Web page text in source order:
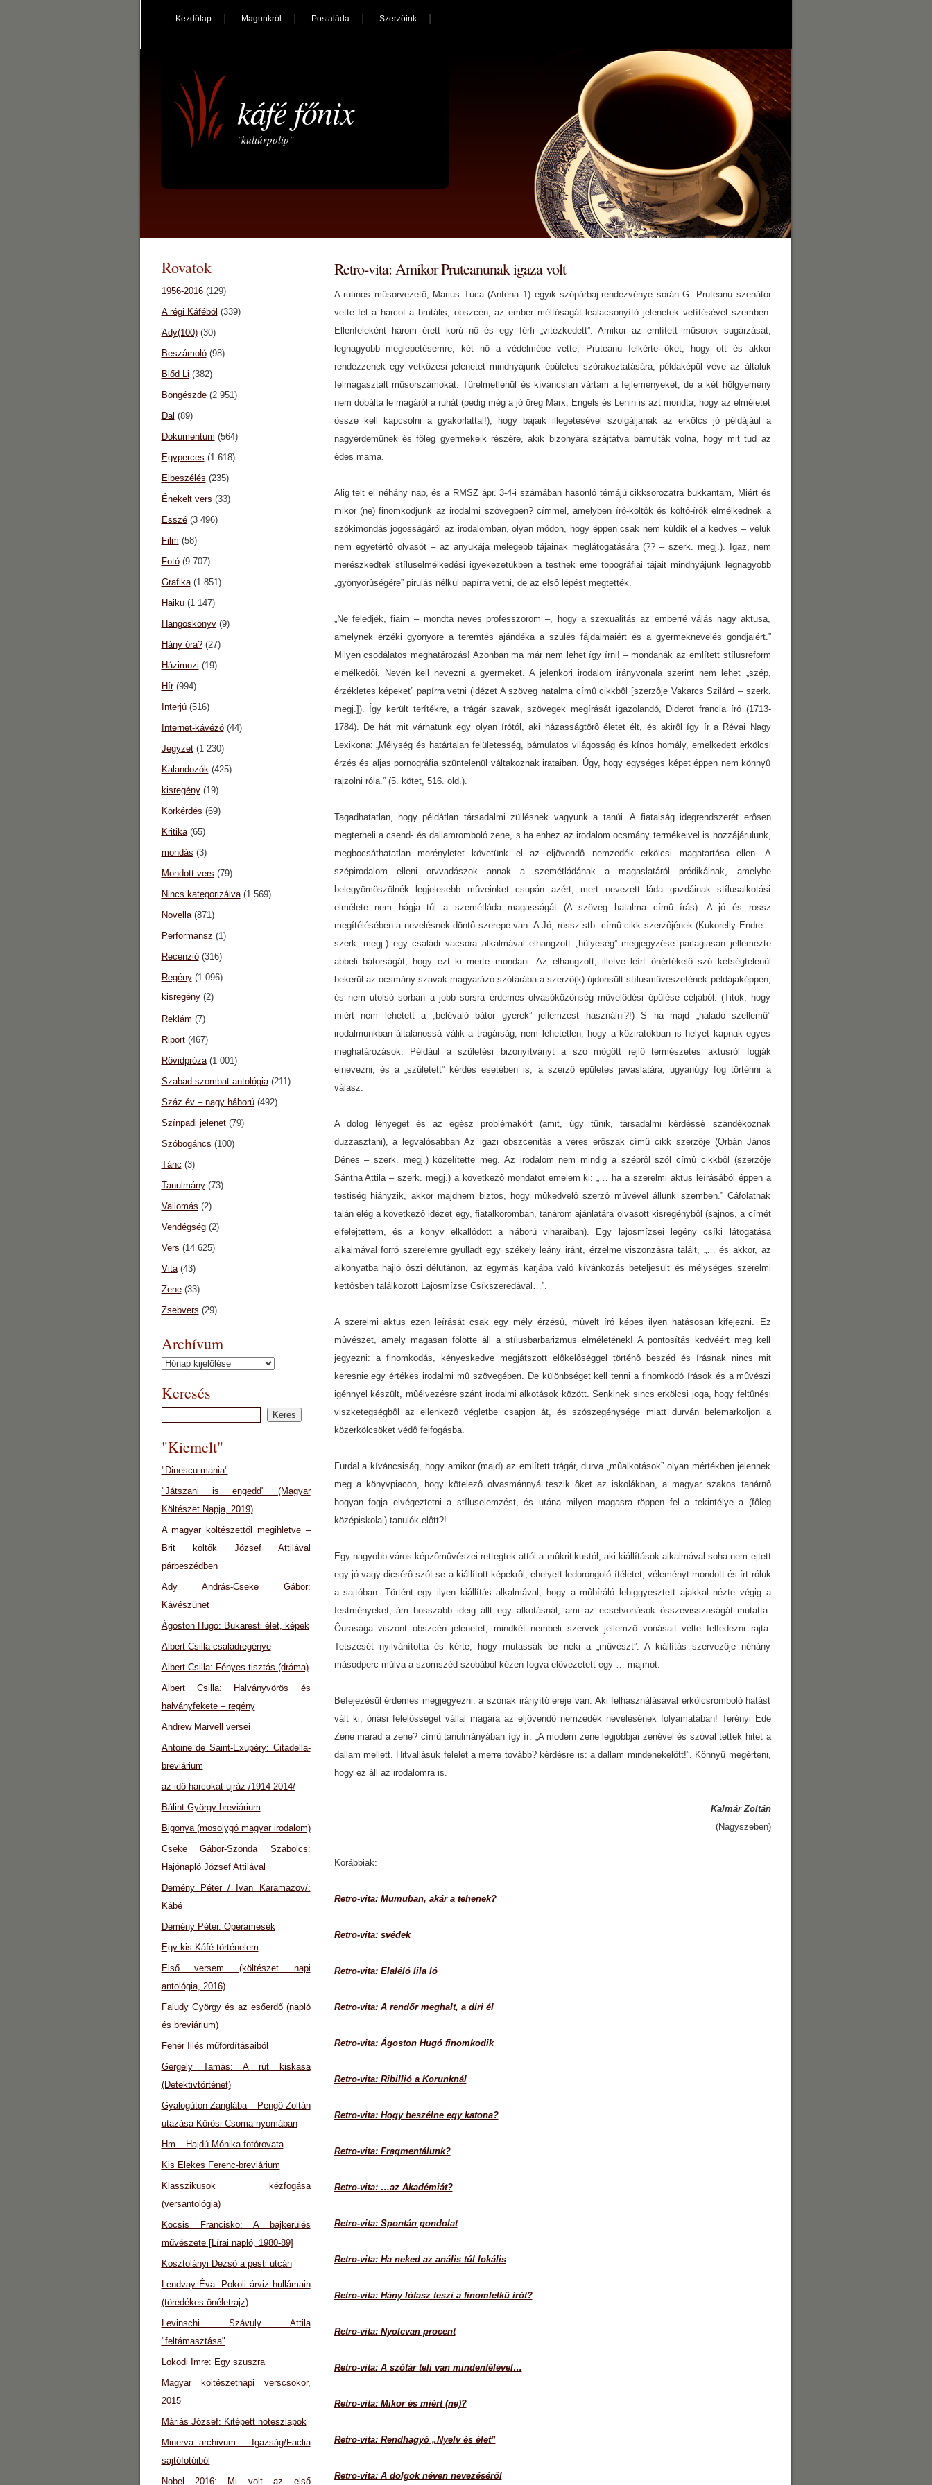
Kezdőlap Magunkról Postaláda Szerzőink
káfé főnix
"kultúrpolip"
Retro-vita: Amikor Pruteanunak igaza volt
A rutinos mûsorvezetô, Marius Tuca (Antena 1) egyik szópárbaj-rendezvénye során G. Pruteanu szenátor
vette fel a harcot a brutális, obszcén, az ember méltóságát lealacsonyító jelenetek vetítésével szemben.
Ellenfeleként három érett korú nô és egy férfi „vitézkedett”. Amikor az említett mûsorok sugárzását,
legnagyobb meglepetésemre, két nô a védelmébe vette, Pruteanu felkérte ôket, hogy ott és akkor
rendezzenek egy vetkôzési jelenetet mindnyájunk épületes szórakoztatására, példaképül véve az általuk
felmagasztalt mûsorszámokat. Türelmetlenül és kíváncsian vártam a fejleményeket,de a két hölgyemény
nem dobálta le magáról a ruhát (pedig még a jó öreg Marx, Engels és Lenin is azt mondta, hogy az elméletet
össze kell kapcsolni a gyakorlattal!), hogy bájaik illegetésével szolgáljanak az erkölcs jó példájául a
nagyérdemûnek és fôleg gyermekeik részére, akik bizonyára szájtátva bámulták volna, hogy mit tud az
édes mama.
Alig telt el néhány nap, és a RMSZ ápr. 3-4-i számában hasonló témájú cikksorozatra bukkantam, Miért és
mikor (ne) finomkodjunk az irodalmi szövegben? címmel, amelyben író-költôk és költô-írók elmélkednek a
szókimondás jogosságáról az irodalomban, olyan módon, hogy éppen csak nem küldik el a kedves – velük
nem egyetértô olvasót – az anyukája melegebb tájainak meglátogatására (?? – szerk. megj.). Igaz, nem
merészkedtek stíluselmélkedési igyekezetükben a testnek eme topográfiai tájait mindnyájunk legnagyobb
„gyönyörûségére” pirulás nélkül papírra vetni, de az elsô lépést megtették.
„Ne feledjék, fiaim – mondta neves professzorom –, hogy a szexualitás az emberré válás nagy aktusa,
amelynek érzéki gyönyöre a teremtés ajándéka a szülés fájdalmaiért és a gyermeknevelés gondjaiért.”
Milyen csodálatos meghatározás! Azonban ma már nem lehet így írni! – mondanák az említett stílusreform
elmélkedôi. Nevén kell nevezni a gyermeket. A jelenkori irodalom irányvonala szerint nem lehet „szép,
érzékletes képeket” papírra vetni (idézet A szöveg hatalma címû cikkbôl [szerzôje Vakarcs Szilárd – szerk.
megj.]). Így került terítékre, a trágár szavak, szövegek megírását igazolandó, Diderot francia író (1713-
1784). De hát mit várhatunk egy olyan írótól, aki házasságtörô életet élt, és akirôl így ír a Révai Nagy
Lexikona: „Mélység és határtalan felületesség, bámulatos világosság és kínos homály, emelkedett erkölcsi
érzés és aljas pornográfia szüntelenül váltakoznak irataiban. Úgy, hogy egységes képet éppen nem könnyû
rajzolni róla.” (5. kötet, 516. old.).
Tagadhatatlan, hogy példátlan társadalmi züllésnek vagyunk a tanúi. A fiatalság idegrendszerét erôsen
megterheli a csend- és dallamromboló zene, s ha ehhez az irodalom ocsmány termékeivel is hozzájárulunk,
megbocsáthatatlan merényletet követünk el az eljövendô nemzedék erkölcsi magatartása ellen. A
szépirodalom elleni orvvadászok annak a szemétládának a magaslatáról prédikálnak, amelybe
belegyömöszölnék legjelesebb mûveinket csupán azért, mert nevezett láda gazdáinak stílusalkotási
elmélete nem hágja túl a szemétláda magasságát (A szöveg hatalma címû írás). A jó és rossz
megítélésében a nevelésnek döntô szerepe van. A Jó, rossz stb. címû cikk szerzôjének (Kukorelly Endre –
szerk. megj.) egy családi vacsora alkalmával elhangzott „hülyeség” megjegyzése parlagiasan jellemezte
abbeli bátorságát, hogy ezt ki merte mondani. Az elhangzott, illetve leírt önértékelô szó kétségtelenül
bekerül az ocsmány szavak magyarázó szótárába a szerzô(k) újdonsült stílusmûvészetének példájaképpen,
és nem utolsó sorban a jobb sorsra érdemes olvasóközönség mûvelôdési épülése céljából. (Titok, hogy
miért nem lehetett a „belévaló bátor gyerek” jellemzést használni?!) S ha majd „haladó szellemû”
irodalmunkban általánossá válik a trágárság, nem lehetetlen, hogy a köziratokban is helyet kapnak egyes
meghatározások. Például a születési bizonyítványt a szó mögött rejlô természetes aktusról fogják
elnevezni, és a „született” kérdés esetében is, a szerzô épületes javaslatára, ugyanúgy fog történni a
válasz.
A dolog lényegét és az egész problémakört (amit, úgy tûnik, társadalmi kérdéssé szándékoznak
duzzasztani), a legvalósabban Az igazi obszcenitás a véres erôszak címû cikk szerzôje (Orbán János
Dénes – szerk. megj.) közelítette meg. Az irodalom nem mindig a széprôl szól címû cikkbôl (szerzôje
Sántha Attila – szerk. megj.) a következô mondatot emelem ki: „… ha a szerelmi aktus leírásából éppen a
testiség hiányzik, akkor majdnem biztos, hogy mûkedvelô szerzô mûvével állunk szemben.” Cáfolatnak
talán elég a következô idézet egy, fiatalkoromban, tanárom ajánlatára olvasott kisregénybôl (sajnos, a címét
elfelejtettem, és a könyv elkallódott a háború viharaiban). Egy lajosmízsei legény csíki látogatása
alkalmával forró szerelemre gyulladt egy székely leány iránt, érzelme viszonzásra talált, „… és akkor, az
alkonyatba hajló ôszi délutánon, az egymás karjába való kívánkozás beteljesült és mélységes szerelmi
kettôsben találkozott Lajosmízse Csíkszeredával…”.
A szerelmi aktus ezen leírását csak egy mély érzésû, mûvelt író képes ilyen hatásosan kifejezni. Ez
mûvészet, amely magasan fölötte áll a stílusbarbarizmus elméletének! A pontosítás kedvéért meg kell
jegyezni: a finomkodás, kényeskedve megjátszott elôkelôséggel történô beszéd és írásnak nincs mit
keresnie egy értékes irodalmi mû szövegében. De különbséget kell tenni a finomkodó írások és a mûvészi
igénnyel készült, mûélvezésre szánt irodalmi alkotások között. Senkinek sincs erkölcsi joga, hogy feltûnési
viszketegségbôl az ellenkezô végletbe csapjon át, és szószegénysége miatt durván belemarkoljon a
közerkölcsöket védô felfogásba.
Furdal a kíváncsiság, hogy amikor (majd) az említett trágár, durva „mûalkotások” olyan mértékben jelennek
meg a könyvpiacon, hogy kötelezô olvasmánnyá teszik ôket az iskolákban, a magyar szakos tanárnô
hogyan fogja elvégeztetni a stíluselemzést, és utána milyen magasra röppen fel a tekintélye a (fôleg
középiskolai) tanulók elôtt?!
Egy nagyobb város képzômûvészei rettegtek attól a mûkritikustól, aki kiállítások alkalmával soha nem ejtett
egy jó vagy dicsérô szót se a kiállított képekrôl, ehelyett ledorongoló ítéletet, véleményt mondott és írt róluk
a sajtóban. Történt egy ilyen kiállítás alkalmával, hogy a mûbíráló lebiggyesztett ajakkal nézte végig a
festményeket, ám hosszabb ideig állt egy alkotásnál, ami az ecsetvonások összevisszaságát mutatta.
Ôurasága viszont obszcén jelenetet, mindkét nembeli szervek jellemzô vonásait vélte felfedezni rajta.
Tetszését nyilvánította és kérte, hogy mutassák be neki a „mûvészt”. A kiállítás szervezôje néhány
másodperc múlva a szomszéd szobából kézen fogva elôvezetett egy … majmot.
Befejezésül érdemes megjegyezni: a szónak irányító ereje van. Aki felhasználásával erkölcsromboló hatást
vált ki, óriási felelôsséget vállal magára az eljövendô nemzedék nevelésének folyamatában! Terényi Ede
Zene marad a zene? címû tanulmányában így ír: „A modern zene legjobbjai zenével és szóval tettek hitet a
dallam mellett. Hitvallásuk felelet a merre tovább? kérdésre is: a dallam mindenekelôtt!”. Könnyû megérteni,
hogy ez áll az irodalomra is.
Kalmár Zoltán
(Nagyszeben)
Korábbiak:
Retro-vita: Mumuban, akár a tehenek?
Retro-vita: svédek
Retro-vita: Elaléló lila ló
Retro-vita: A rendőr meghalt, a diri él
Retro-vita: Ágoston Hugó finomkodik
Retro-vita: Ribillió a Korunknál
Retro-vita: Hogy beszélne egy katona?
Retro-vita: Fragmentálunk?
Retro-vita: …az Akadémiát?
Retro-vita: Spontán gondolat
Retro-vita: Ha neked az anális túl lokális
Retro-vita: Hány lófasz teszi a finomlelkű írót?
Retro-vita: Nyolcvan procent
Retro-vita: A szótár teli van mindenfélével…
Retro-vita: Mikor és miért (ne)?
Retro-vita: Rendhagyó „Nyelv és élet”
Retro-vita: A dolgok néven nevezéséről
Rovatok
1956-2016(129)
A régi Káféból (339)
Ady(100)(30)
Beszámoló(98)
Blőd Li (382)
Böngészde(2 951)
Dal (89)
Dokumentum (564)
Egyperces (1 618)
Elbeszélés (235)
Énekelt vers (33)
Esszé(3 496)
Film (58)
Fotó(9 707)
Grafika(1 851)
Haiku(1 147)
Hangoskönyv(9)
Hány óra?(27)
Házimozi (19)
Hír(994)
Interjú(516)
Internet-kávézó(44)
Jegyzet(1 230)
Kalandozók(425)
kisregény(19)
Körkérdés (69)
Kritika(65)
mondás (3)
Mondott vers (79)
Nincs kategorizálva(1 569)
Novella(871)
Performansz (1)
Recenzió(316)
Regény(1 096)
kisregény(2)
Reklám (7)
Riport(467)
Rövidpróza(1 001)
Szabad szombat-antológia(211)
Száz év – nagy háború(492)
Színpadi jelenet(79)
Szóbogáncs (100)
Tánc (3)
Tanulmány(73)
Vallomás (2)
Vendégség(2)
Vers (14 625)
Vita(43)
Zene(33)
Zsebvers (29)
Archívum
Archívum
Keresés
"Kiemelt"
"Dinescu-mania"
"Játszani is engedd" (Magyar
Költészet Napja, 2019)
A magyar költészettől megihletve –
Brit költők József Attilával
párbeszédben
Ady András-Cseke Gábor:
Kávészünet
Ágoston Hugó: Bukaresti élet, képek
Albert Csilla családregénye
Albert Csilla: Fényes tisztás (dráma)
Albert Csilla: Halványvörös és
halványfekete – regény
Andrew Marvell versei
Antoine de Saint-Exupéry: Citadella-
breviárium
az idő harcokat ujráz /1914-2014/
Bálint György breviárium
Bigonya (mosolygó magyar irodalom)
Cseke Gábor-Szonda Szabolcs:
Hajónapló József Attilával
Demény Péter / Ivan Karamazov/:
Kábé
Demény Péter. Operamesék
Egy kis Káfé-történelem
Első versem (költészet napi
antológia, 2016)
Faludy György és az esőerdő (napló
és breviárium)
Fehér Illés műfordításaiból
Gergely Tamás: A rút kiskasa
(Detektivtörténet)
Gyalogúton Zanglába – Pengő Zoltán
utazása Kőrösi Csoma nyomában
Hm – Hajdú Mónika fotórovata
Kis Elekes Ferenc-breviárium
Klasszikusok kézfogása
(versantológia)
Kocsis Francisko: A bajkerülés
művészete [Lírai napló, 1980-89]
Kosztolányi Dezső a pesti utcán
Lendvay Éva: Pokoli árviz hullámain
(töredékes önéletrajz)
Levinschi Szávuly Attila
"feltámasztása"
Lokodi Imre: Egy szuszra
Magyar költészetnapi verscsokor,
2015
Máriás József: Kitépett noteszlapok
Minerva archivum – Igazság/Faclia
sajtófotóiból
Nobel 2016: Mi volt az első